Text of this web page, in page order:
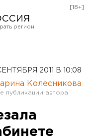
[18+]
СЕНТЯБРЯ 2011 В 10:08
Колесникова